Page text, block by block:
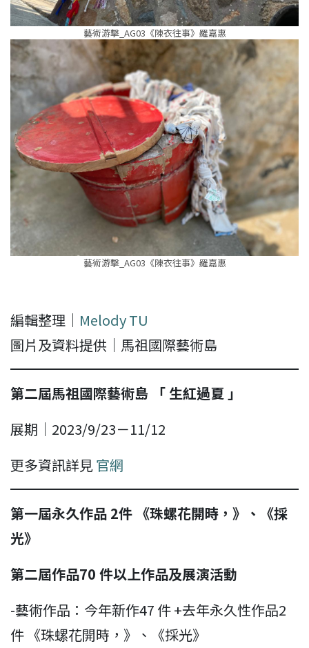
藝術游擊_AG03《陳衣往事》羅嘉惠
藝術游擊_AG03《陳衣往事》羅嘉惠
編輯整理｜ Melody TU
圖片及資料提供｜馬祖國際藝術島
第二屆馬祖國際藝術島 「 生紅過夏 」
展期｜2023/9/23－11/12
更多資訊詳見官網
第一屆永久作品 2件 《珠螺花開時，》、《採
光》
第二屆作品70 件以上作品及展演活動
-藝術作品：今年新作47 件 +去年永久性作品2
件 《珠螺花開時，》、《採光》